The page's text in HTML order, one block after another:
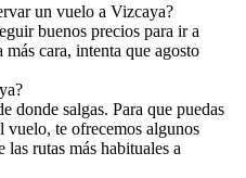
un vuelo a Vizcaya?
buenos precios para ir a
cara, intenta que agosto
donde salgas. Para que puedas
vuelo, te ofrecemos algunos
rutas más habituales a